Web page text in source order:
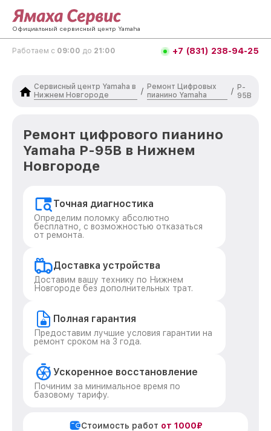
Официальный сервисный центр Yamaha
Работаем с 09:00 до 21:00 +7 (831) 238-94-25
Сервисный центр Yamaha в
Нижнем Новгороде
/
Ремонт Цифровых
пианино Yamaha
/ P-
95B
Ремонт цифрового пианино
Yamaha P-95B в Нижнем
Новгороде
Точная диагностика
Определим поломку абсолютно
бесплатно, с возможностью отказаться
от ремонта.
Доставка устройства
Доставим вашу технику по Нижнем
Новгороде без дополнительных трат.
Полная гарантия
Предоставим лучшие условия гарантии на
ремонт сроком на 3 года.
Ускоренное восстановление
Починим за минимальное время по
базовому тарифу.
Стоимость работ от 1000₽